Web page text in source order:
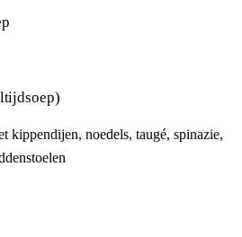
kippendijen, noedels, taugé, spinazie,